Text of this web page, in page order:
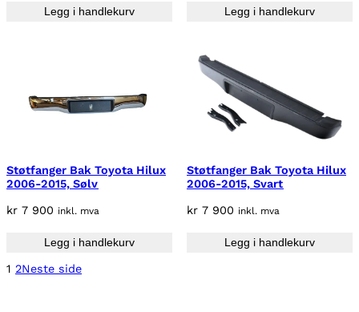
Legg i handlekurv
p
n
n
e
l
p
i
v
d
Legg i handlekurv
Støtfanger Bak Toyota Hilux
2006-2015, Sølv
kr 7 900 inkl. mva
Legg i handlekurv
Støtfanger Bak Toyota Hilux
2006-2015, Svart
kr 7 900 inkl. mva
Legg i handlekurv
1 2Neste side